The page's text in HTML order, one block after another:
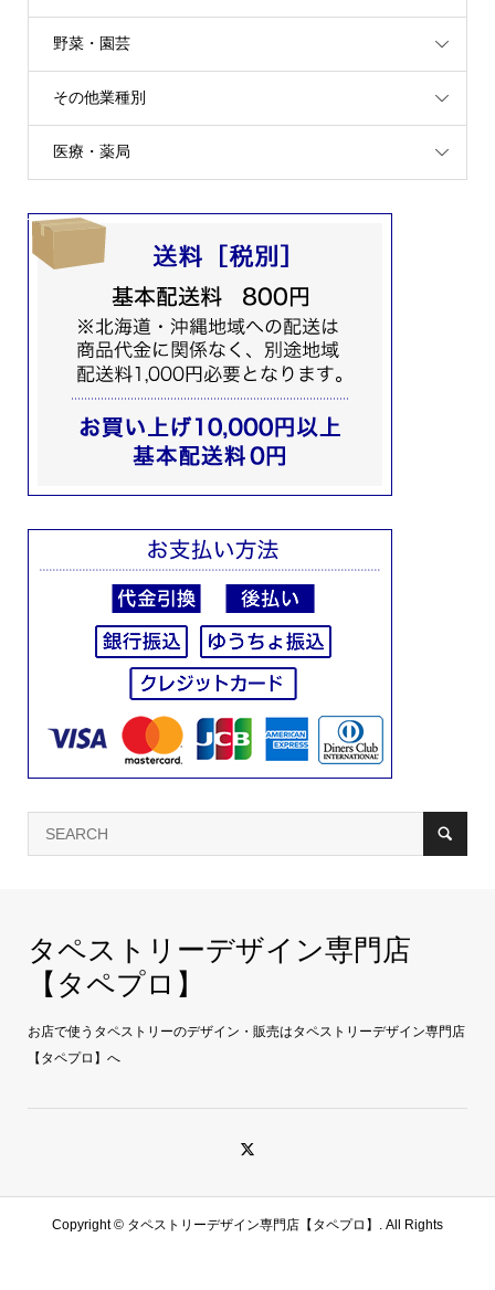
野菜・園芸
その他業種別
医療・薬局
タペストリーデザイン専門店
【タペプロ】
お店で使うタペストリーのデザイン・販売はタペストリーデザイン専門店
【タペプロ】へ
Copyright © タペストリーデザイン専門店【タペプロ】. All Rights